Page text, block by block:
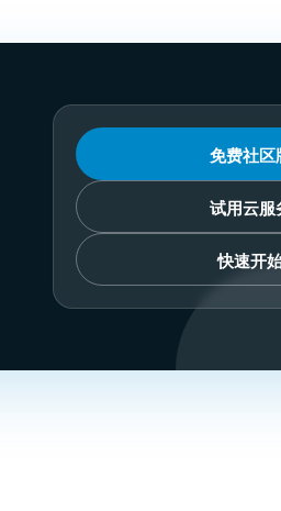
免费社区
试用云服
快速开